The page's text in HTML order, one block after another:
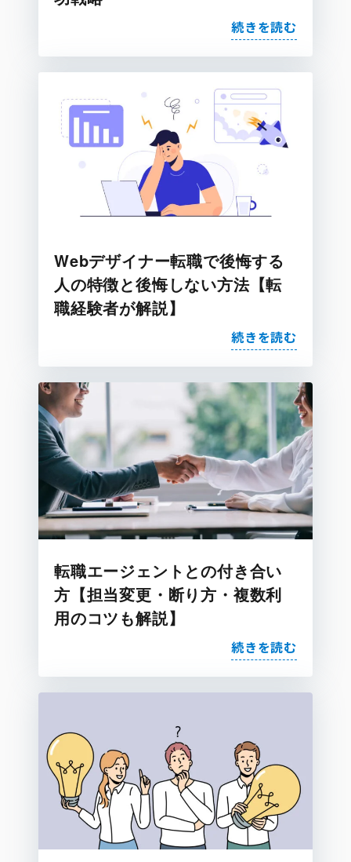
続きを読む
Webデザイナー転職で後悔する
人の特徴と後悔しない方法【転
職経験者が解説】
続きを読む
転職エージェントとの付き合い
方【担当変更・断り方・複数利
用のコツも解説】
続きを読む